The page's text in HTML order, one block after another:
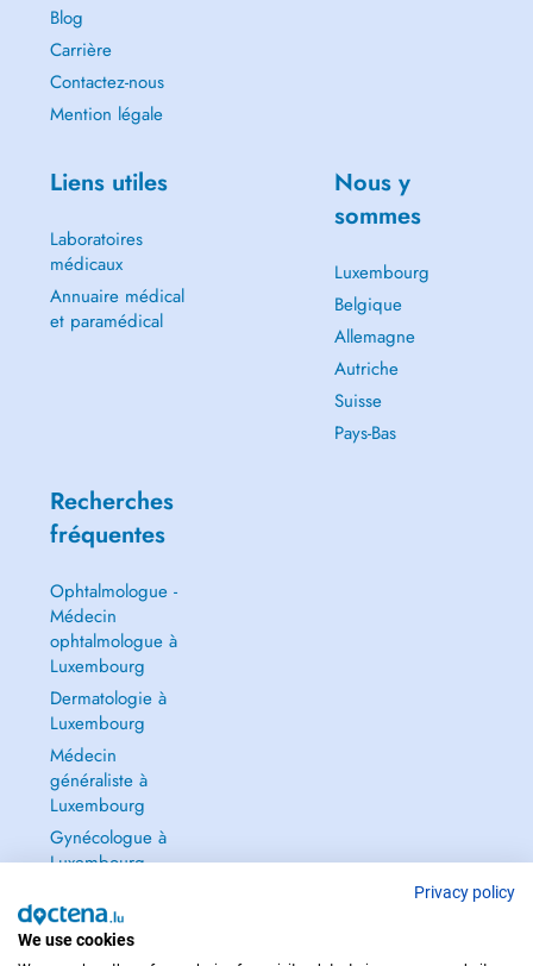
Blog
Carrière
Contactez-nous
Mention légale
Liens utiles
Laboratoires
médicaux
Annuaire médical
et paramédical
Nous y
sommes
Luxembourg
Belgique
Allemagne
Autriche
Suisse
Pays-Bas
Recherches
fréquentes
Ophtalmologue -
Médecin
ophtalmologue à
Luxembourg
Dermatologie à
Luxembourg
Médecin
généraliste à
Luxembourg
Gynécologue à
Luxembourg
Privacy policy
We use cookies